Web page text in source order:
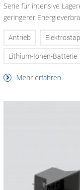
Serie für intensive
geringerer
Antrieb
Lithium-Ionen-Batterie
Mehr erfahren